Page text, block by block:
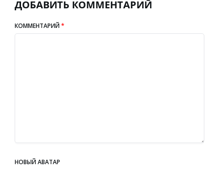
ДОБАВИТЬ КОММЕНТАРИЙ
КОММЕНТАРИЙ*
НОВЫЙ АВАТАР